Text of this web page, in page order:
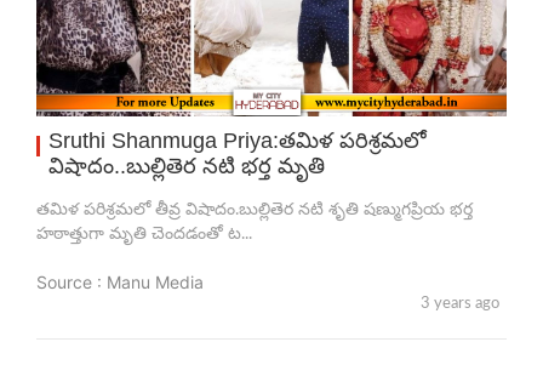
Sruthi Shanmuga Priya:త‌మిళ ప‌రిశ్ర‌మ‌లో
విషాదం..బుల్లితెర న‌టి భ‌ర్త మృతి
త‌మిళ ప‌రిశ్ర‌మ‌లో తీవ్ర విషాదం.బుల్లితెర న‌టి శృతి ష‌ణ్ముగ‌ప్రియ భ‌ర్త
హ‌ఠాత్తుగా మృతి చెంద‌డంతో ట...
Source : Manu Media
3 years ago